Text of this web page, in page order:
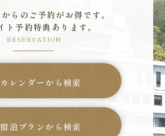
らのご予約がお得です。
ト予約特典あります。
RESERVATION
カレンダーから検索
宿泊プランから検索